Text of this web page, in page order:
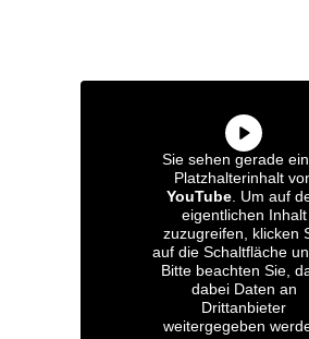
Sie sehen gerade
Platzhalterinhalt
YouTube . Um auf
eigentlichen Inhalt
zuzugreifen, klicken
auf die Schaltfläche
Bitte beachten Sie,
dabei Daten an
Drittanbieter
weitergegeben